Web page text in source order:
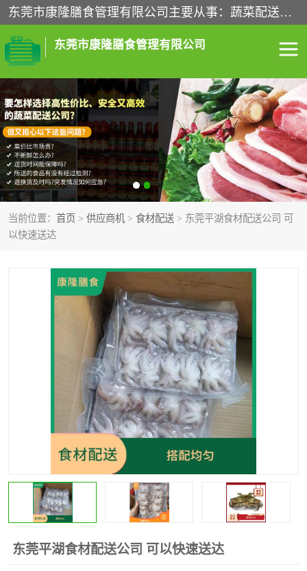
东莞市康隆膳食管理有限公司主要从事：蔬菜配送、食堂承包、企业工厂食堂承包、机关单位食堂承包、调味品配送、粮油配送、干货配送、副食配送、水果配送、海鲜配送等业务，东莞蔬菜配送电话，咨询在线客服。
东莞市康隆膳食管理有限公司
当前位置： 首页 > 供应商机 > 食材配送 > 东莞平湖食材配送公司 可
以快速送达
东莞平湖食材配送公司 可以快速送达
食堂承包 蔬菜配送
粮油配送 鲜肉配送
海鲜配送 食材配送
调料配送 企业工厂食堂承包
干货配送 副食配送